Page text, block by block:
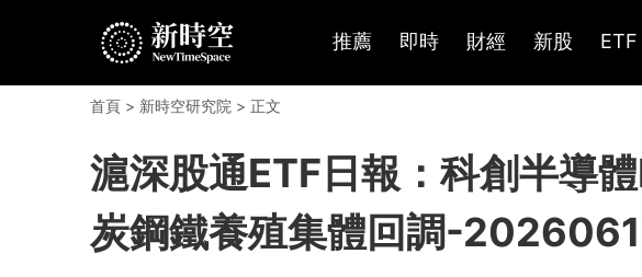
推薦 即時 財經 新股 ETF
首頁 > 新時空研究院 > 正文
滬深股通ETF日報：科創半導
炭鋼鐵養殖集體回調-